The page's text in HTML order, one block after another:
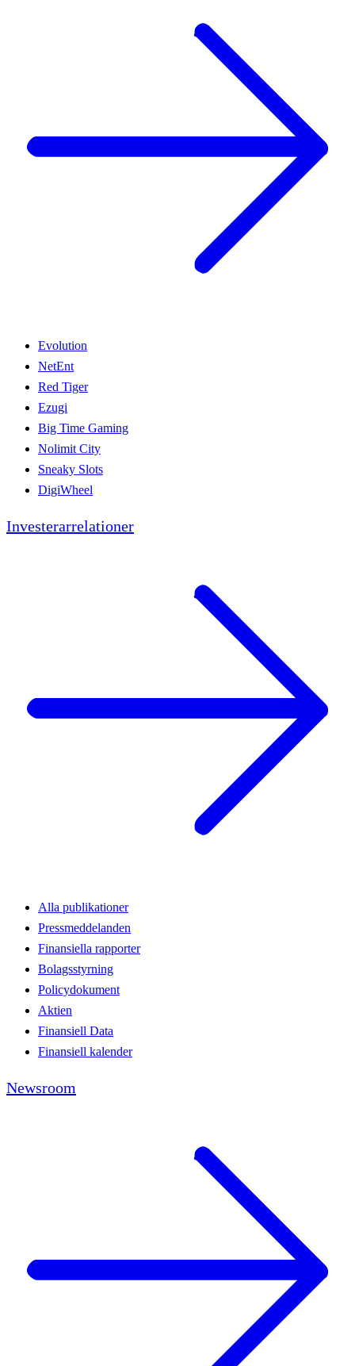
Evolution
NetEnt
Red Tiger
Ezugi
Big Time Gaming
Nolimit City
Sneaky Slots
DigiWheel
Investerarrelationer
Alla publikationer
Pressmeddelanden
Finansiella rapporter
Bolagsstyrning
Policydokument
Aktien
Finansiell Data
Finansiell kalender
Newsroom